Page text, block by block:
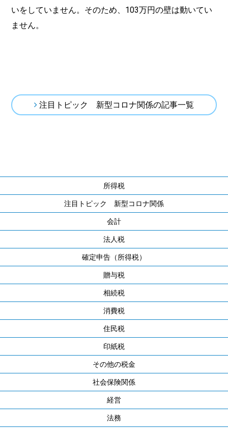
いをしていません。そのため、103万円の壁は動いてい
ません。
注目トピック 新型コロナ関係の記事一覧
所得税
注目トピック 新型コロナ関係
会計
法人税
確定申告（所得税）
贈与税
相続税
消費税
住民税
印紙税
その他の税金
社会保険関係
経営
法務